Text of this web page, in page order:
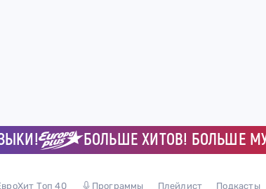
БОЛЬШЕ ХИТОВ! БОЛЬШЕ
Топ 40 Программы Плейлист Подкасты